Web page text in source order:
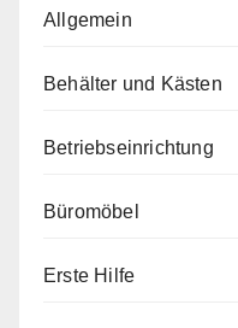
Allgemein
Behälter und Kästen
Betriebseinrichtung
Büromöbel
Erste Hilfe